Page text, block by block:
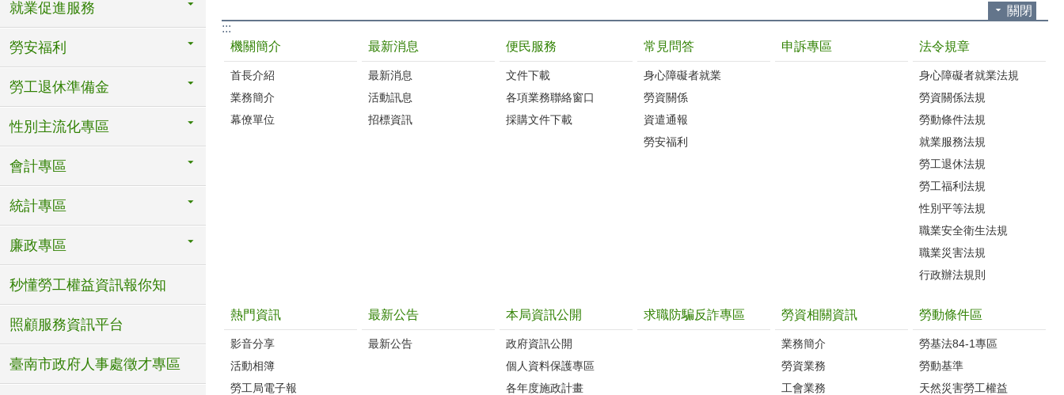
就業促進服務
勞安福利
勞工退休準備金
性別主流化專區
會計專區
統計專區
廉政專區
秒懂勞工權益資訊報你知
照顧服務資訊平台
臺南市政府人事處徵才專區
關閉
:::
機關簡介
首長介紹
業務簡介
幕僚單位
最新消息
最新消息
活動訊息
招標資訊
便民服務
文件下載
各項業務聯絡窗口
採購文件下載
常見問答
身心障礙者就業
勞資關係
資遣通報
勞安福利
申訴專區 法令規章
身心障礙者就業法規
勞資關係法規
勞動條件法規
就業服務法規
勞工退休法規
勞工福利法規
性別平等法規
職業安全衛生法規
職業災害法規
行政辦法規則
熱門資訊
影音分享
活動相簿
勞工局電子報
最新公告
最新公告
本局資訊公開
政府資訊公開
個人資料保護專區
各年度施政計畫
求職防騙反詐專區 勞資相關資訊
業務簡介
勞資業務
工會業務
勞動條件區
勞基法84-1專區
勞動基準
天然災害勞工權益